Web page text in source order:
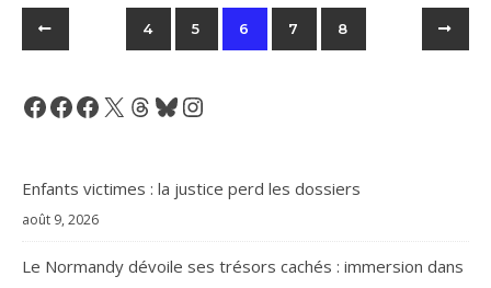
4 5 6 7 8
Facebook
Facebook
Facebook
X Threads
BlueskyInstagram
Enfants victimes : la justice perd les dossiers
août 9, 2026
Le Normandy dévoile ses trésors cachés : immersion dans